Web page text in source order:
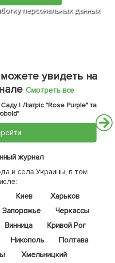
персональных данных
увидеть на
Смотреть все
| Ліатріс "Rose Purple" та
журнал
и села Украины, в том
Киев
Харьков
Запорожье
Черкассы
Винница
Кривой Рог
Никополь
Полтава
Хмельницкий